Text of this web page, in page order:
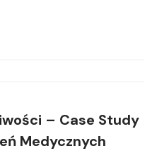
– Case Study
Medycznych